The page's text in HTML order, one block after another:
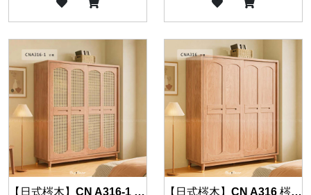
【日式梣木】CN A316-1 梣木藤編推門衣櫃 160cm 【日式梣木】CN A316 梣木推門衣櫃 160cm